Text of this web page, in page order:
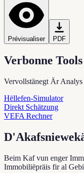
Prévisualiser PDF
Verbonne Tools
Vervollstänegt Är Analys
Hëllefen-Simulator
Direkt Schätzung
VEFA Rechner
Beim Kaf vun enger
Immobiliëpräis fir al